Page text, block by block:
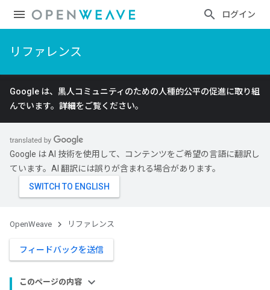
ログイン
リファレンス
Google は、黒人コミュニティのための人種的公平の促進に取り組
んでいます。 詳細をご覧ください。
Google は AI 技術を使用して、コンテンツをご希望の言語に翻訳し
ています。AI 翻訳には誤りが含まれる場合があります。
OpenWeave リファレンス
フィードバックを送信
このページの内容